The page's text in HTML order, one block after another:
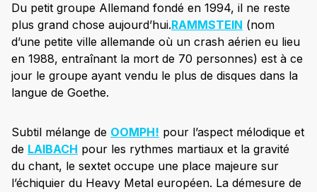
Du petit groupe Allemand fondé en 1994, il ne reste
plus grand chose aujourd’hui.RAMMSTEIN (nom
d’une petite ville allemande où un crash aérien eu lieu
en 1988, entraînant la mort de 70 personnes) est à ce
jour le groupe ayant vendu le plus de disques dans la
langue de Goethe.
Subtil mélange de OOMPH! pour l’aspect mélodique et
de LAIBACH pour les rythmes martiaux et la gravité
du chant, le sextet occupe une place majeure sur
l’échiquier du Heavy Metal européen. La démesure de